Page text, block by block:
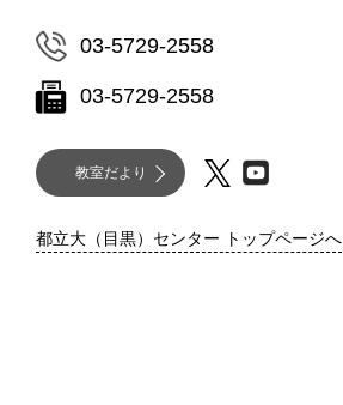
03-5729-2558
03-5729-2558
教室だより
都立大（目黒）センター トップページへ